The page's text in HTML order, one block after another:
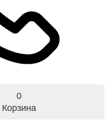
0
Корзина